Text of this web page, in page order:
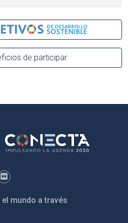
de participar
mundo a través